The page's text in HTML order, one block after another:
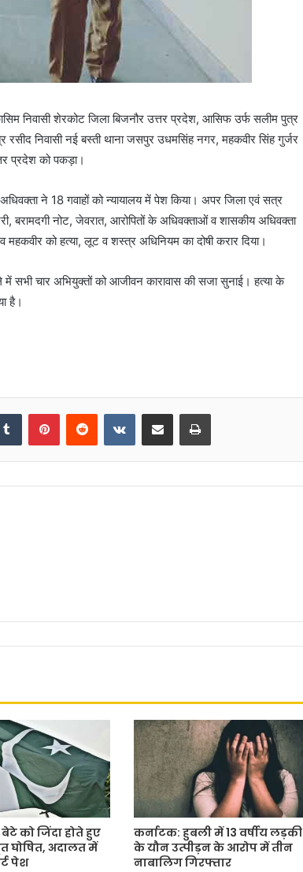
निवासी शेरकोट जिला बिजनौर उत्तर प्रदेश, आसिफ उर्फ सलीम पुत्र
निवासी नई बस्ती थाना जसपुर उधमसिंह नगर, महकवीर सिंह गुर्जर
प्रदेश को पकड़ा।
ने 18 गवाहों को न्यायालय में पेश किया। अपर जिला एवं सत्र
बरामदगी नोट, जेवरात, आरोपितों के अधिवक्ताओं व शासकीय अधिवक्ता
को हत्या, लूट व शस्त्र अधिनियम का दोषी करार दिया।
चार अभियुक्तों को आजीवन कारावास की सजा सुनाई। हत्या के
है।
को जिंदा होते हुए
घोषित, अदालत में
पेश
कर्नाटक: हुबली में 13 वर्षीय लड़की
के यौन उत्पीड़न के आरोप में तीन
नाबालिग गिरफ्तार